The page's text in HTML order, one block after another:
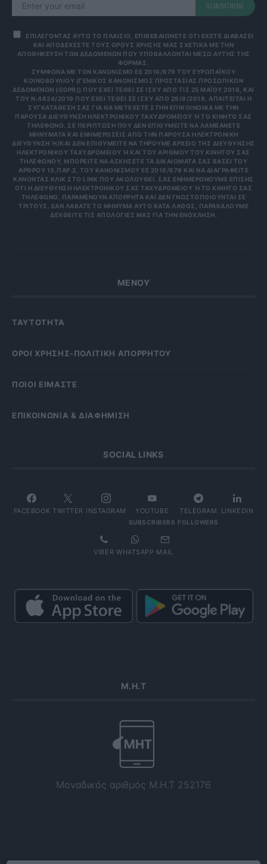
SUBSCRIBE
ΕΠΙΛΕΓΟΝΤΑΣ ΑΥΤΟ ΤΟ ΠΛΑΙΣΙΟ, ΕΠΙΒΕΒΑΙΩΝΕΤΕ ΟΤΙ ΕΧΕΤΕ ΔΙΑΒΑΣΕΙ
ΚΑΙ ΑΠΟΔΕΧΕΣΤΕ ΤΟΥΣ ΟΡΟΥΣ ΧΡΗΣΗΣ ΜΑΣ ΣΧΕΤΙΚΑ ΜΕ ΤΗΝ
ΑΠΟΘΗΚΕΥΣΗ ΤΩΝ ΔΕΔΟΜΕΝΩΝ ΠΟΥ ΥΠΟΒΑΛΛΟΝΤΑΙ ΜΕΣΩ ΑΥΤΗΣ ΤΗΣ
ΦΟΡΜΑΣ.
ΣΎΜΦΩΝΑ ΜΕ ΤΟΝ ΚΑΝΟΝΙΣΜΌ ΕΕ 2016/679 ΤΟΥ ΕΥΡΩΠΑΪΚΟΎ
ΚΟΙΝΟΒΟΥΛΊΟΥ {ΓΕΝΙΚΌΣ ΚΑΝΟΝΙΣΜΌΣ ΠΡΟΣΤΑΣΊΑΣ ΠΡΟΣΩΠΙΚΏΝ
ΔΕΔΟΜΈΝΩΝ (GDPR)} ΠΟΥ ΈΧΕΙ ΤΕΘΕΊ ΣΕ ΙΣΧΎ ΑΠΌ ΤΙΣ 25 ΜΑΪ́ΟΥ 2018, ΚΑΙ
ΤΟΥ Ν.4624/2019 ΠΟΥ ΈΧΕΙ ΤΕΘΕΊ ΣΕ ΙΣΧΎ ΑΠΌ 29/8/2019, ΑΠΑΙΤΕΊΤΑΙ Η
ΣΥΓΚΑΤΆΘΕΣΉ ΣΑΣ ΓΙΑ ΝΑ ΜΕΤΈΧΕΤΕ ΣΤΗΝ ΕΠΙΚΟΙΝΩΝΊΑ ΜΕ ΤΗΝ
ΠΑΡΟΎΣΑ ΔΙΕΎΘΥΝΣΗ ΗΛΕΚΤΡΟΝΙΚΟΎ ΤΑΧΥΔΡΟΜΕΊΟΥ Ή ΤΟ ΚΙΝΗΤΌ ΣΑΣ Τ
ΗΛΈΦΩΝΟ. ΣΕ ΠΕΡΊΠΤΩΣΗ ΠΟΥ ΔΕΝ ΕΠΙΘΥΜΕΊΤΕ ΝΑ ΛΑΜΒΆΝΕΤΕ Μ
ΗΝΎΜΑΤΑ ΚΑΙ ΕΝΗΜΕΡΏΣΕΙΣ ΑΠΌ ΤΗΝ ΠΑΡΟΎΣΑ ΗΛΕΚΤΡΟΝΙΚΉ Δ
ΙΕΎΘΥΝΣΗ Ή/ΚΑΙ ΔΕΝ ΕΠΙΘΥΜΕΊΤΕ ΝΑ ΤΗΡΟΎΜΕ ΑΡΧΕΊΟ ΤΗΣ ΔΙΕΎΘΥΝΣΗΣ ΗΛ
ΕΚΤΡΟΝΙΚΟΎ ΤΑΧΥΔΡΟΜΕΊΟΥ Ή ΚΑΙ ΤΟΥ ΑΡΙΘΜΟΎ ΤΟΥ ΚΙΝΗΤΟΎ ΣΑΣ ΤΗΛ
ΕΦΏΝΟΥ, ΜΠΟΡΕΊΤΕ ΝΑ ΑΣΚΉΣΕΤΕ ΤΑ ΔΙΚΑΙΏΜΑΤΆ ΣΑΣ ΒΆΣΕΙ ΤΟΥ ΆΡΘ
ΡΟΥ 13,ΠΑΡ.2, ΤΟΥ ΚΑΝΟΝΙΣΜΟΎ ΕΕ 2016/679 ΚΑΙ ΝΑ ΔΙΑΓΡΑΦΕΊΤΕ ΚΆΝ
ΟΝΤΑΣ ΚΛΙΚ ΣΤΟ LINK ΠΟΥ ΑΚΟΛΟΥΘΕΊ. ΣΑΣ ΕΝΗΜΕΡΏΝΟΥΜΕ ΕΠΊΣΗΣ ΌΤΙ
Η ΔΙΕΎΘΥΝΣΗ ΗΛΕΚΤΡΟΝΙΚΟΎ ΣΑΣ ΤΑΧΥΔΡΟΜΕΊΟΥ Ή ΤΟ ΚΙΝΗΤΌ ΣΑΣ ΤΗΛΈ
ΦΩΝΟ, ΠΑΡΑΜΈΝΟΥΝ ΑΠΌΡΡΗΤΑ ΚΑΙ ΔΕΝ ΓΝΩΣΤΟΠΟΙΟΎΝΤΑΙ ΣΕ ΤΡΊΤ
ΟΥΣ. ΕΆΝ ΛΆΒΑΤΕ ΤΟ ΜΉΝΥΜΑ ΑΥΤΌ ΚΑΤΆ ΛΆΘΟΣ, ΠΑΡΑΚΑΛΟΎΜΕ ΔΕΧΘ
ΕΊΤΕ ΤΙΣ ΑΠΟΛΟΓΊΕΣ ΜΑΣ ΓΙΑ ΤΗΝ ΕΝΌΧΛΗΣΗ.
ΜΕΝΟΥ
ΤΑΥΤΟΤΗΤΑ
OΡΟΙ ΧΡΗΣΗΣ-ΠΟΛΙΤΙΚΗ ΑΠΟΡΡΗΤΟΥ
ΠΟΙΟΙ ΕΙΜΑΣΤΕ
ΕΠΙΚΟΙΝΩΝΙΑ & ΔΙΑΦΗΜΙΣΗ
SOCIAL LINKS
FACEBOOK TWITTER INSTAGRAM YOUTUBE
SUBSCRIBERS
TELEGRAM
FOLLOWERS
LINKEDIN
VIBER WHATSAPP MAIL
Μ.Η.Τ
Μοναδικός αριθμός Μ.Η.Τ 252176